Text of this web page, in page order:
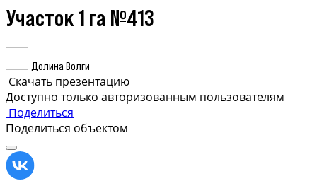
Участок 1 га №413
Долина Волги
Скачать презентацию
Доступно только авторизованным пользователям
Поделиться
Поделиться объектом